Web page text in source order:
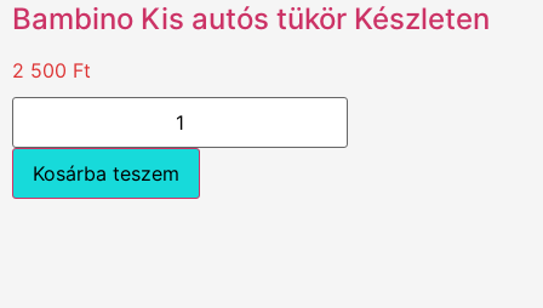
Bambino Kis autós tükör Készleten
2 500 Ft
Kosárba teszem